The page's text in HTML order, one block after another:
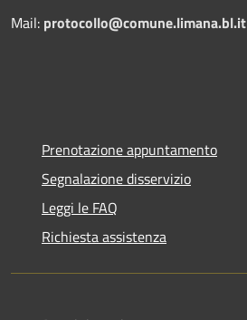
Mail: protocollo@comune.limana.bl.it
Prenotazione appuntamento
Segnalazione disservizio
Leggi le FAQ
Richiesta assistenza